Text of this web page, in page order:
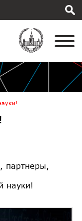
партнеры,
науки!